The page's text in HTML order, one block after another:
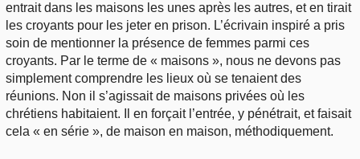
entrait dans les maisons les unes après les autres, et en tirait
les croyants pour les jeter en prison. L’écrivain inspiré a pris
soin de mentionner la présence de femmes parmi ces
croyants. Par le terme de « maisons », nous ne devons pas
simplement comprendre les lieux où se tenaient des
réunions. Non il s’agissait de maisons privées où les
chrétiens habitaient. Il en forçait l’entrée, y pénétrait, et faisait
cela « en série », de maison en maison, méthodiquement.